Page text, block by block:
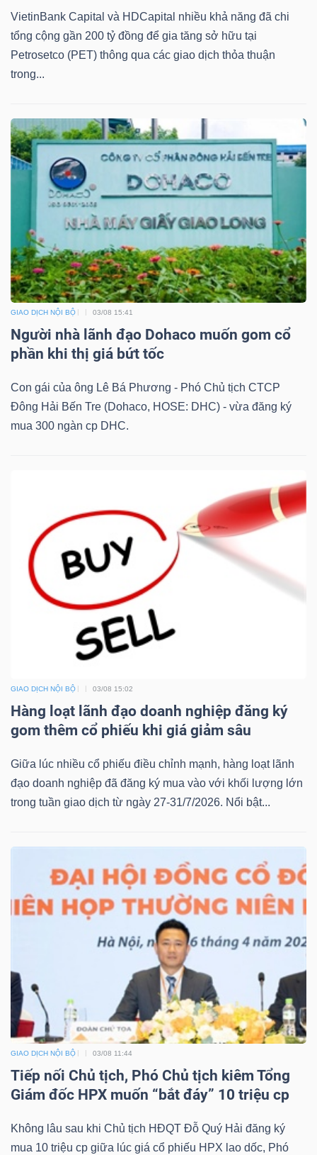
VietinBank Capital và HDCapital nhiều khả năng đã chi
tổng cộng gần 200 tỷ đồng để gia tăng sở hữu tại
Petrosetco (PET) thông qua các giao dịch thỏa thuận
trong...
GIAO DỊCH NỘI BỘ 03/08 15:41
Người nhà lãnh đạo Dohaco muốn gom cổ
phần khi thị giá bứt tốc
Con gái của ông Lê Bá Phương - Phó Chủ tịch CTCP
Đông Hải Bến Tre (Dohaco, HOSE: DHC) - vừa đăng ký
mua 300 ngàn cp DHC.
GIAO DỊCH NỘI BỘ 03/08 15:02
Hàng loạt lãnh đạo doanh nghiệp đăng ký
gom thêm cổ phiếu khi giá giảm sâu
Giữa lúc nhiều cổ phiếu điều chỉnh mạnh, hàng loạt lãnh
đạo doanh nghiệp đã đăng ký mua vào với khối lượng lớn
trong tuần giao dịch từ ngày 27-31/7/2026. Nổi bật...
GIAO DỊCH NỘI BỘ 03/08 11:44
Tiếp nối Chủ tịch, Phó Chủ tịch kiêm Tổng
Giám đốc HPX muốn “bắt đáy” 10 triệu cp
Không lâu sau khi Chủ tịch HĐQT Đỗ Quý Hải đăng ký
mua 10 triệu cp giữa lúc giá cổ phiếu HPX lao dốc, Phó
TIỆN
ÍCH
BẤT
ĐỘNG
chứng
khoán
(-)
Tất cả Cổ phiếu
Lãnh
(-)
Tất cả Người nội bộ
Bài
viết
của
Báo
cáo
phân
(-)
Dịch
Đào
tạo
tài
chính